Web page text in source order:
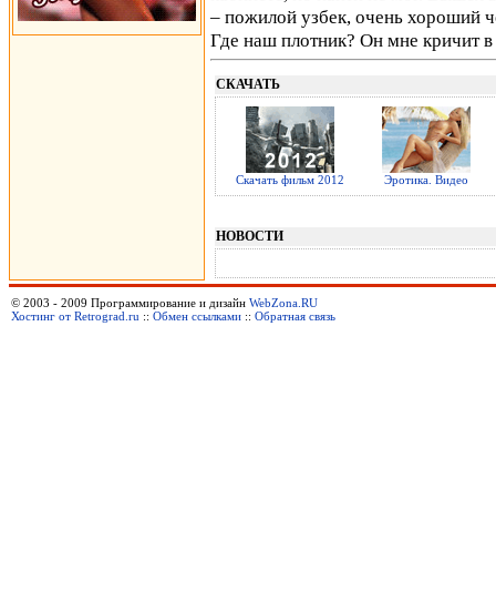
– пожилой узбек, очень хороший
Где наш плотник? Он мне кричит в
СКАЧАТЬ
Скачать фильм 2012 Эротика. Видео
НОВОСТИ
© 2003 - 2009 Программирование и дизайн WebZona.RU
Хостинг от Retrograd.ru :: Обмен ссылками :: Обратная связь